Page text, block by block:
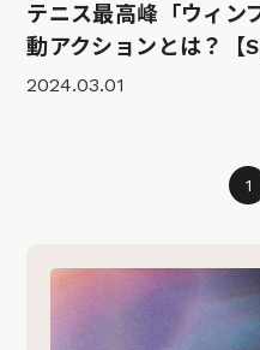
テニス最高峰「ウィン
動アクションとは？
2024.03.01
1